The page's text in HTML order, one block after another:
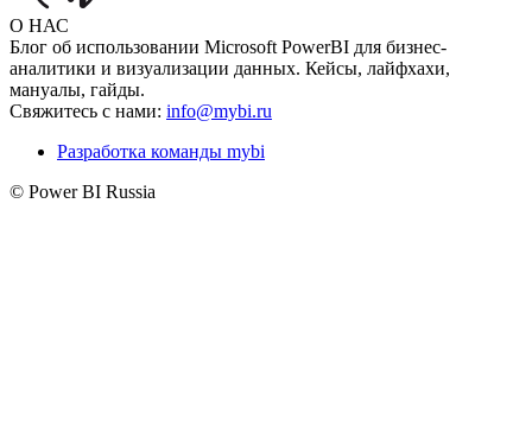
О НАС
Блог об использовании Microsoft PowerBI для бизнес-
аналитики и визуализации данных. Кейсы, лайфхахи,
мануалы, гайды.
Свяжитесь с нами: info@mybi.ru
Разработка команды mybi
© Power BI Russia